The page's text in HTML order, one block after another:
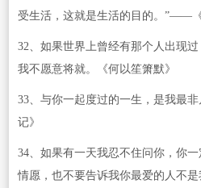
受生活，这就是生活的目的。”——《
32、如果世界上曾经有那个人出现
我不愿意将就。《何以笙箫默》
33、与你一起度过的一生，是我最
记》
34、如果有一天我忍不住问你，你
情愿，也不要告诉我你最爱的人不是